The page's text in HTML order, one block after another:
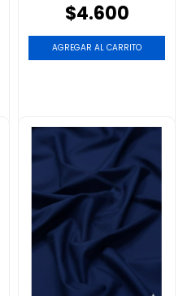
$4.600
AGREGAR AL CARRITO